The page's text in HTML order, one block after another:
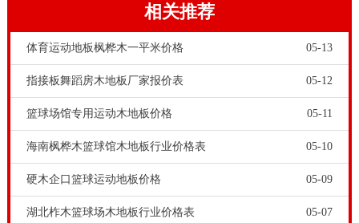
会产生响声。这类问题的特点是地板非专业安装后出现
的隐患问题，安装后没有用多长时间就会产生响声，而
且响声会越来越多，越来越重。
相关推荐
体育运动地板枫桦木一平米价格 05-13
指接板舞蹈房木地板厂家报价表 05-12
篮球场馆专用运动木地板价格 05-11
海南枫桦木篮球馆木地板行业价格表 05-10
硬木企口篮球运动地板价格 05-09
湖北柞木篮球场木地板行业价格表 05-07